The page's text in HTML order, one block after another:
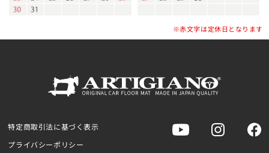
※赤文字は定休日となります
特定商取引法に基づく表示
プライバシーポリシー